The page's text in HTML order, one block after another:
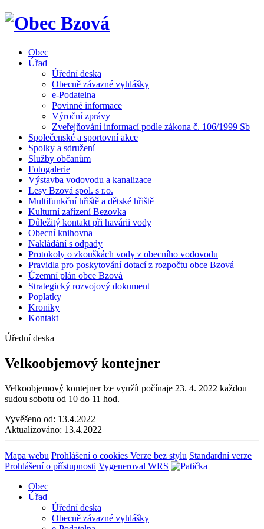
Obec
Úřad
Úřední deska
Obecně závazné vyhlášky
e-Podatelna
Povinné informace
Výroční zprávy
Zveřejňování informací podle zákona č. 106/1999 Sb
Společenské a sportovní akce
Spolky a sdružení
Služby občanům
Fotogalerie
Výstavba vodovodu a kanalizace
Lesy Bzová spol. s r.o.
Multifunkční hřiště a dětské hřiště
Kulturní zařízení Bezovka
Důležitý kontakt při havárii vody
Obecní knihovna
Nakládání s odpady
Protokoly o zkouškách vody z obecního vodovodu
Pravidla pro poskytování dotací z rozpočtu obce Bzová
Územní plán obce Bzová
Strategický rozvojový dokument
Poplatky
Kroniky
Kontakt
Úřední deska
Velkoobjemový kontejner
Velkoobjemový kontejner lze využít počínaje 23. 4. 2022 každou
sudou sobotu od 10 do 11 hod.
Vyvěšeno od: 13.4.2022
Aktualizováno: 13.4.2022
Mapa webu Prohlášení o cookies Verze bez stylu Standardní verze
Prohlášení o přístupnosti Vygeneroval WRS
Obec
Úřad
Úřední deska
Obecně závazné vyhlášky